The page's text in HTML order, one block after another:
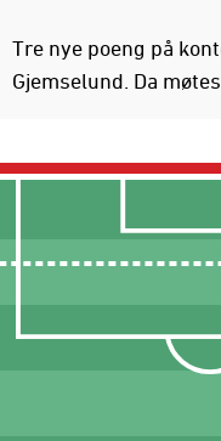
Tre nye poeng på
Gjemselund. Da